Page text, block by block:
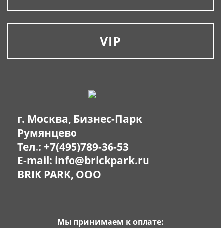
VIP
г. Москва, Бизнес-Парк
Румянцево
Тел.: +7(495)789-36-53
E-mail: info@brickpark.ru
BRIK PARK, OOO
Мы принимаем к оплате: